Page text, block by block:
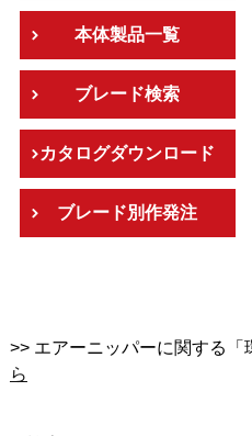
本体製品一覧
ブレード検索
カタログダウンロード
ブレード別作発注
>> エアーニッパーに関する「
ら